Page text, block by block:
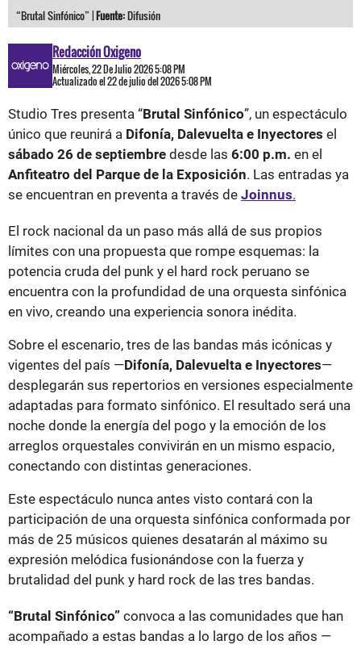
“Brutal Sinfónico” |Fuente:Difusión
Redacción Oxigeno
Miércoles, 22 De Julio 2026 5:08 PM
Actualizado el 22 de julio del 2026 5:08 PM
Studio Tres presenta “Brutal Sinfónico”, un espectáculo
único que reunirá a Difonía, Dalevuelta e Inyectores el
sábado 26 de septiembre desde las 6:00 p.m. en el
Anfiteatro del Parque de la Exposición. Las entradas ya
se encuentran en preventa a través de Joinnus.
El rock nacional da un paso más allá de sus propios
límites con una propuesta que rompe esquemas: la
potencia cruda del punk y el hard rock peruano se
encuentra con la profundidad de una orquesta sinfónica
en vivo, creando una experiencia sonora inédita.
Sobre el escenario, tres de las bandas más icónicas y
vigentes del país —Difonía, Dalevuelta e Inyectores—
desplegarán sus repertorios en versiones especialmente
adaptadas para formato sinfónico. El resultado será una
noche donde la energía del pogo y la emoción de los
arreglos orquestales convivirán en un mismo espacio,
conectando con distintas generaciones.
Este espectáculo nunca antes visto contará con la
participación de una orquesta sinfónica conformada por
más de 25 músicos quienes desatarán al máximo su
expresión melódica fusionándose con la fuerza y
brutalidad del punk y hard rock de las tres bandas.
“Brutal Sinfónico” convoca a las comunidades que han
acompañado a estas bandas a lo largo de los años —